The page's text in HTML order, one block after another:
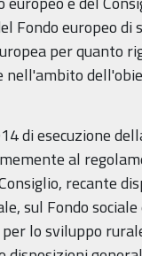
Fondo europeo
per quanto
nell'ambito
di esecuzione
al
recante
sul Fondo
lo sviluppo